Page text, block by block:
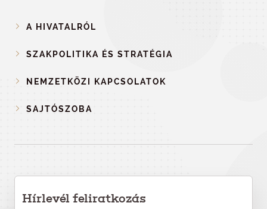
A HIVATALRÓL
SZAKPOLITIKA ÉS STRATÉGIA
NEMZETKÖZI KAPCSOLATOK
SAJTÓSZOBA
Hírlevél feliratkozás